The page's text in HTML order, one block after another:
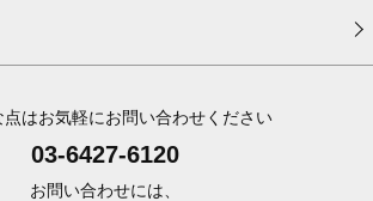
点はお気軽にお問い合わせください
03-6427-6120
お問い合わせには、